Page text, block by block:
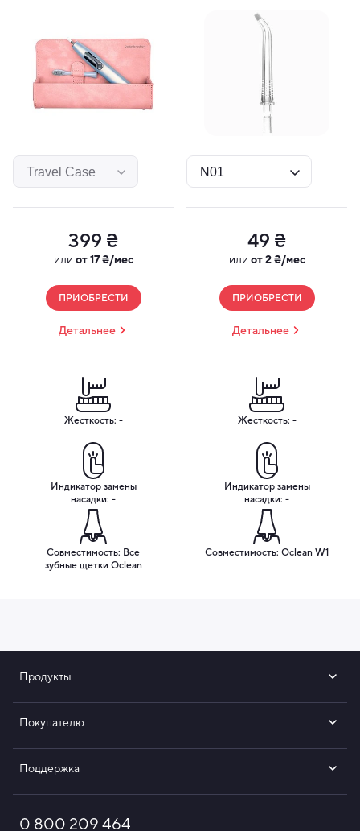
399 ₴
или от 17 ₴/мес
ПРИОБРЕСТИ
Детальнее
Жесткость: -
Индикатор замены
насадки: -
Совместимость: Все
зубные щетки Oclean
49 ₴
или от 2 ₴/мес
ПРИОБРЕСТИ
Детальнее
Жесткость: -
Индикатор замены
насадки: -
Совместимость: Oclean W1
Продукты
Покупателю
Поддержка
0 800 209 464